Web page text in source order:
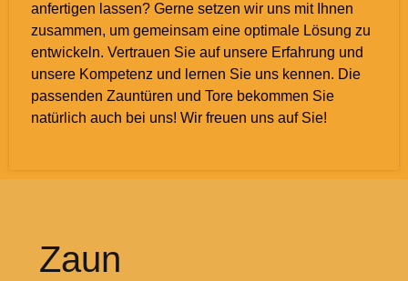
anfertigen lassen? Gerne setzen wir uns mit Ihnen
zusammen, um gemeinsam eine optimale Lösung zu
entwickeln. Vertrauen Sie auf unsere Erfahrung und
unsere Kompetenz und lernen Sie uns kennen. Die
passenden Zauntüren und Tore bekommen Sie
natürlich auch bei uns! Wir freuen uns auf Sie!
Zaun